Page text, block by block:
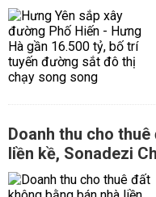
Doanh thu cho
liền kề, Sonadezi